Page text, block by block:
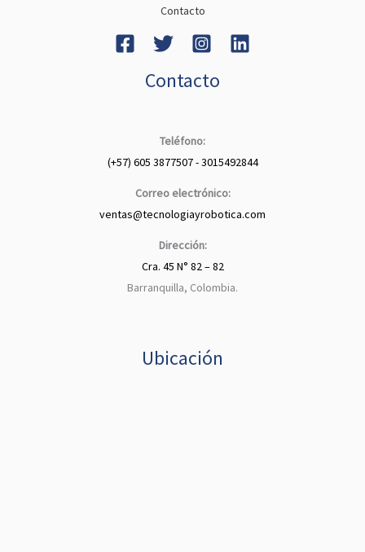
Contacto
Contacto
Teléfono:
(+57) 605 3877507 - 3015492844
Correo electrónico:
ventas@tecnologiayrobotica.com
Dirección:
Cra. 45 N° 82 – 82
Barranquilla, Colombia.
Ubicación